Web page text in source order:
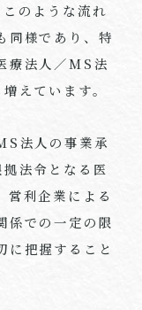
のような流れ
同様であり、特
療法人／MS法
えています。
法人の事業承
法令となる医
営利企業による
係での一定の限
に把握すること